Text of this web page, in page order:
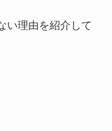
い理由を紹介して